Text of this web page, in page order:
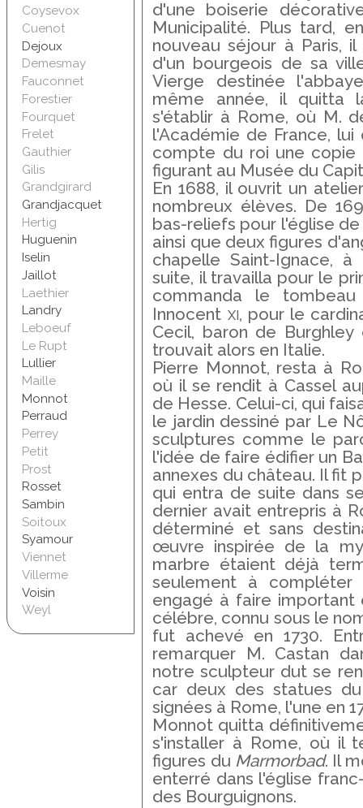
Coysevox
Cuenot
Dejoux
Demesmay
Fauconnet
Forestier
Fourquet
Frelet
Gauthier
Gilis
Grandgirard
Grandjacquet
Hertig
Huguenin
Iselin
Jaillot
Laethier
Landry
Leboeuf
Le Rupt
Lullier
Maille
Monnot
Perraud
Perrey
Petit
Prost
Rosset
Sambin
Soitoux
Syamour
Viennet
Villerme
Voisin
Weyl
d'une boiserie
Municipalité. Plus tard,
nouveau séjour à Paris,
d'un bourgeois de sa
Vierge destinée
même année, il quitta
s'établir à Rome, où M.
l'Académie de France,
compte du roi une copie
figurant au Musée du
En 1688, il ouvrit un
nombreux élèves. De
bas-reliefs pour l'église
ainsi que deux figures
chapelle Saint-Ignace,
suite, il travailla pour le
commanda le
Innocent xi, pour le
Cecil, baron de
trouvait alors en Italie.
Pierre Monnot, resta à
où il se rendit à Cassel
de Hesse. Celui-ci, qui
le jardin dessiné par Le
sculptures comme le
l'idée de faire édifier un
annexes du château. Il fit
qui entra de suite dans
dernier avait entrepris à
déterminé et sans
œuvre inspirée de la
marbre étaient déjà
seulement à compléter
engagé à faire important
célébre, connu sous le
fut achevé en 1730.
remarquer M. Castan
notre sculpteur dut se
car deux des statues
signées à Rome, l'une en
Monnot quitta
s'installer à Rome, où il
figures du Marmorbad. Il
enterré dans l'église
des Bourguignons.